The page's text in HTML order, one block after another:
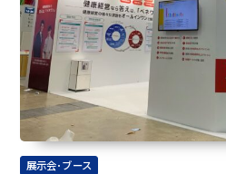
展示会･ブース